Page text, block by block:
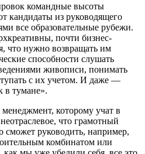
командные высоты
кандидаты из руководящего
все образовательные рубежи.
почти бизнес-
что нужно возвращать им
способности слушать
живописи, понимать
с их учетом. И даже —
в тумане».
которому учат в
что грамотный
сможет руководить, например,
комбинатом или